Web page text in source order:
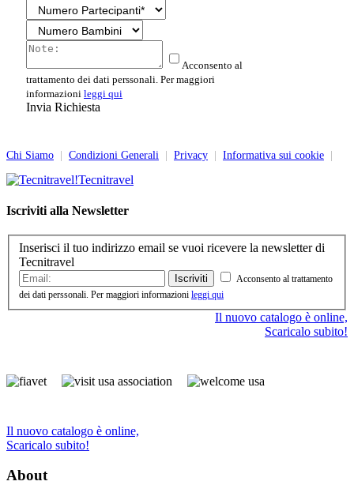
Acconsento al
trattamento dei dati perssonali. Per maggiori
informazioni leggi qui
Invia Richiesta
Chi Siamo | Condizioni Generali | Privacy | Informativa sui cookie |
Tecnitravel
Iscriviti alla Newsletter
Inserisci il tuo indirizzo email se vuoi ricevere la newsletter di
Tecnitravel
Iscriviti
Acconsento al trattamento
dei dati perssonali. Per maggiori informazioni leggi qui
Il nuovo catalogo è online,
Scaricalo subito!
Il nuovo catalogo è online,
Scaricalo subito!
About